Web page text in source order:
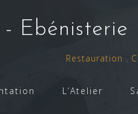
-
Restauration .
L’Atelier